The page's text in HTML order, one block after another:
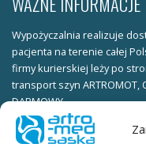
Wypożyczalnia realizuje
pacjenta na terenie całej
firmy kurierskiej leży po
transport szyn ARTROMOT,
DARMOWY.
Warunki wypożyczania: